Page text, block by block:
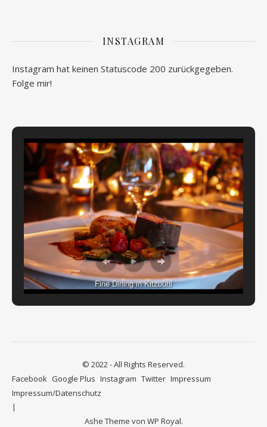
INSTAGRAM
Instagram hat keinen Statuscode 200 zurückgegeben.
Folge mir!
Fine Dining in Kitzbühl
© 2022 - All Rights Reserved.
Facebook Google Plus Instagram Twitter Impressum
Impressum/Datenschutz
Ashe Theme von WP Royal.